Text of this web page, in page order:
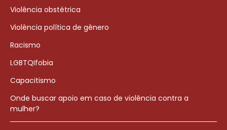
Violência obstétrica
Violência política de gênero
Racismo
LGBTQIfobia
Capacitismo
Onde buscar apoio em caso de violência contra a
mulher?